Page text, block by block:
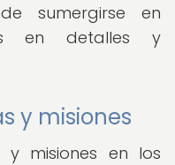
sumergirse en
en detalles y
y misiones
misiones en los